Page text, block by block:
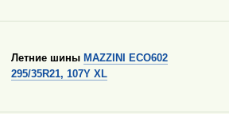
Летние шины MAZZINI ECO602
295/35R21, 107Y XL